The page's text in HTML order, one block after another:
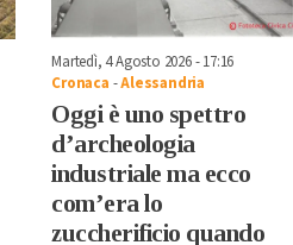
Martedì, 4 Agosto 2026 - 17:16
Cronaca -Alessandria
Oggi è uno spettro
d’archeologia
industriale ma ecco
com’era lo
zuccherificio quando